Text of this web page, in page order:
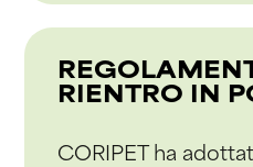
RIENTRO IN
CORIPET ha